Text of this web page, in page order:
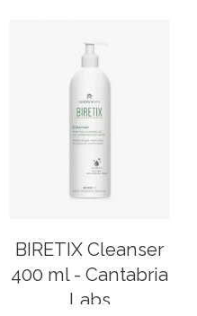
BIRETIX Cleanser
400 ml - Cantabria
Labs